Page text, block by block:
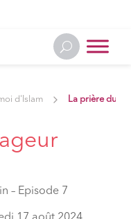
d'Islam La prière du
– Episode 7